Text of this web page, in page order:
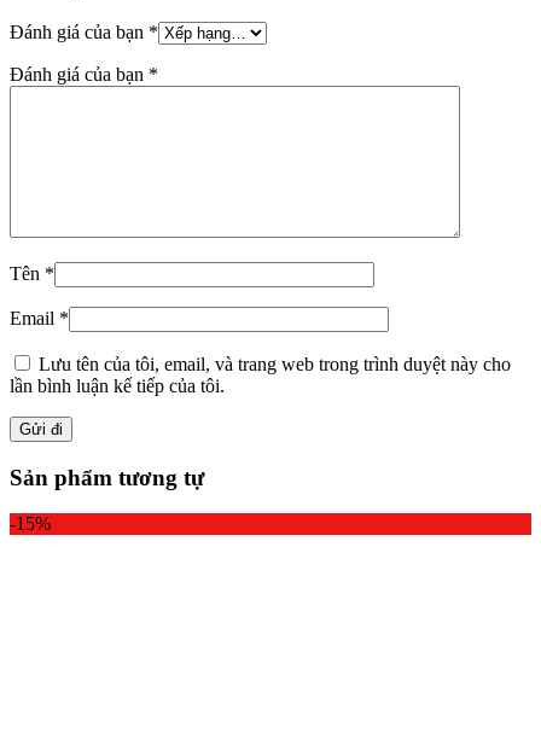
Đánh giá của bạn *
Đánh giá của bạn *
Tên *
Email *
Lưu tên của tôi, email, và trang web trong trình duyệt này cho
lần bình luận kế tiếp của tôi.
Sản phẩm tương tự
-15%